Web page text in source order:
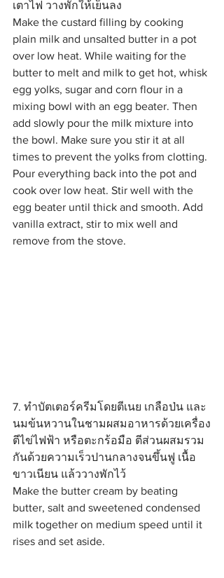
เตาไฟ วางพักให้เย็นลง
Make the custard filling by cooking
plain milk and unsalted butter in a pot
over low heat. While waiting for the
butter to melt and milk to get hot, whisk
egg yolks, sugar and corn flour in a
mixing bowl with an egg beater. Then
add slowly pour the milk mixture into
the bowl. Make sure you stir it at all
times to prevent the yolks from clotting.
Pour everything back into the pot and
cook over low heat. Stir well with the
egg beater until thick and smooth. Add
vanilla extract, stir to mix well and
remove from the stove.
7. ทำบัตเตอร์ครีมโดยตีเนย เกลือป่น และ
นมข้นหวานในชามผสมอาหารด้วยเครื่อง
ตีไข่ไฟฟ้า หรือตะกร้อมือ ตีส่วนผสมรวม
กันด้วยความเร็วปานกลางจนขึ้นฟู เนื้อ
ขาวเนียน แล้ววางพักไว้
Make the butter cream by beating
butter, salt and sweetened condensed
milk together on medium speed until it
rises and set aside.